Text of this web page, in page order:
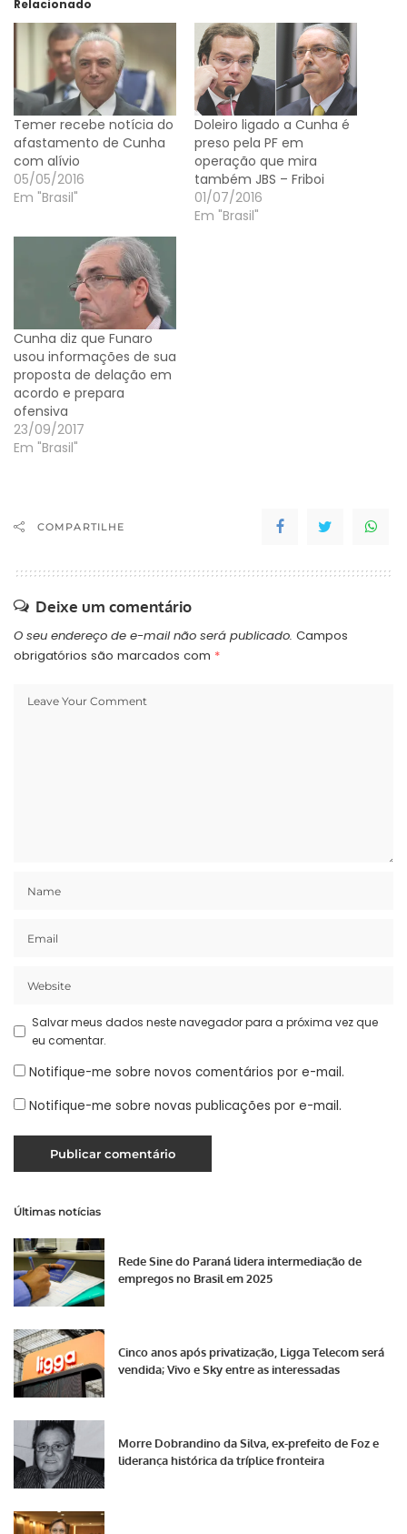
Relacionado
Temer recebe notícia do
afastamento de Cunha
com alívio
05/05/2016
Em "Brasil"
Doleiro ligado a Cunha é
preso pela PF em
operação que mira
também JBS – Friboi
01/07/2016
Em "Brasil"
Cunha diz que Funaro
usou informações de sua
proposta de delação em
acordo e prepara
ofensiva
23/09/2017
Em "Brasil"
COMPARTILHE
Deixe um comentário
O seu endereço de e-mail não será publicado. Campos
obrigatórios são marcados com *
Salvar meus dados neste navegador para a próxima vez que
eu comentar.
Notifique-me sobre novos comentários por e-mail.
Notifique-me sobre novas publicações por e-mail.
Últimas notícias
Rede Sine do Paraná lidera intermediação de
empregos no Brasil em 2025
Cinco anos após privatização, Ligga Telecom será
vendida; Vivo e Sky entre as interessadas
Morre Dobrandino da Silva, ex-prefeito de Foz e
liderança histórica da tríplice fronteira